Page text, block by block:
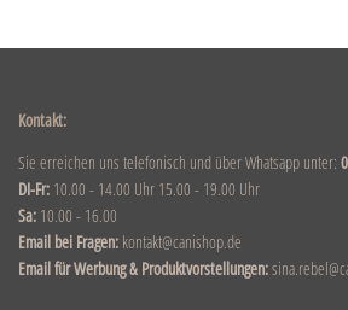
Kontakt:
Sie erreichen uns telefonisch und über Whatsapp unter:
DI-Fr: 10.00 - 14.00 Uhr 15.00 - 19.00 Uhr
Sa: 10.00 - 16.00
Email bei Fragen: kontakt@canishop.de
Email für Werbung & Produktvorstellungen: